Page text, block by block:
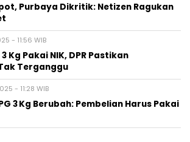
Purbaya Dikritik: Netizen Ragukan
- 11:56 WIB
Kg Pakai NIK, DPR Pastikan
Terganggu
- 11:28 WIB
3 Kg Berubah: Pembelian Harus Pakai